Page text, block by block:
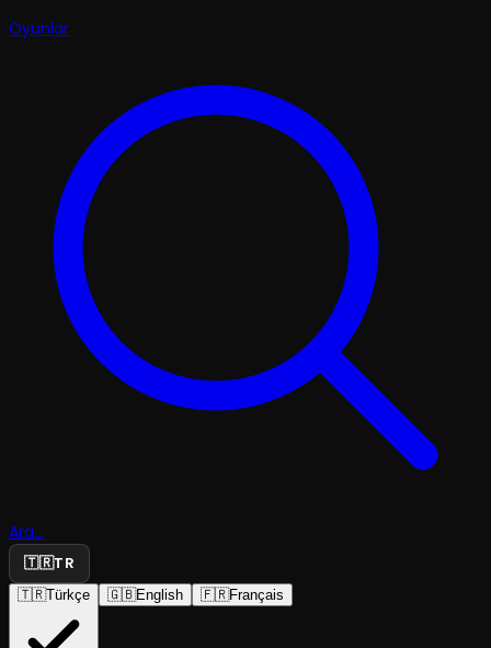
Oyunlar
Ara...
🇹🇷TR
🇹🇷Türkçe 🇬🇧English 🇫🇷Français